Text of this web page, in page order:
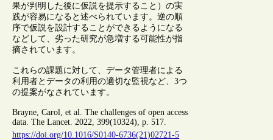
果が判明した後に仮説を提示すること）の実
践が容易になると述べられています。逆の順
序で仮説を設計することができるようになる
などして、劣った研究が急増する可能性が指
摘されています。
これらの課題に対して、データ管理者による
利用者とデータの利用の適切な監視など、3つ
の提案がなされています。
Brayne, Carol, et al. The challenges of open access
data. The Lancet. 2022, 399(10324), p. 517.
https://doi.org/10.1016/S0140-6736(21)02721-5